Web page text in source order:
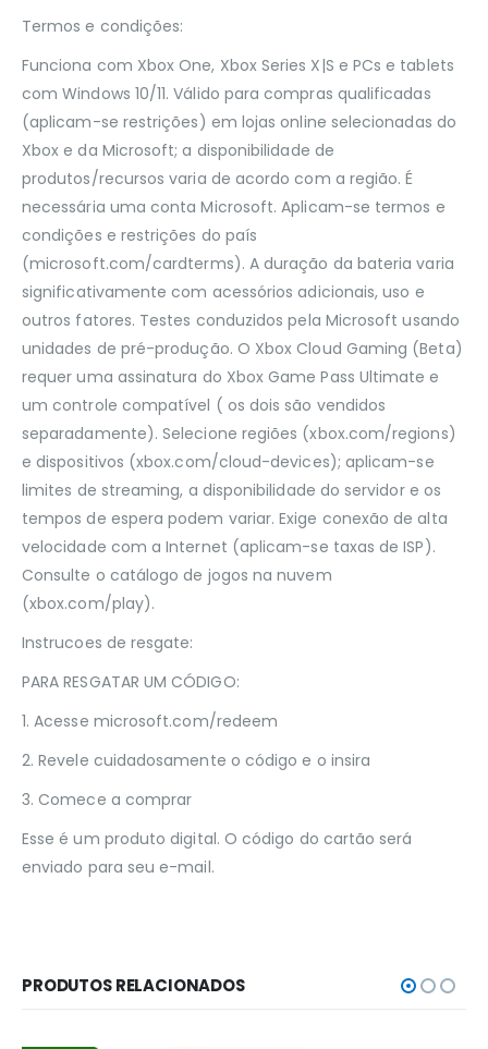
Termos e condições:
Funciona com Xbox One, Xbox Series X|S e PCs e tablets
com Windows 10/11. Válido para compras qualificadas
(aplicam-se restrições) em lojas online selecionadas do
Xbox e da Microsoft; a disponibilidade de
produtos/recursos varia de acordo com a região. É
necessária uma conta Microsoft. Aplicam-se termos e
condições e restrições do país
(microsoft.com/cardterms). A duração da bateria varia
significativamente com acessórios adicionais, uso e
outros fatores. Testes conduzidos pela Microsoft usando
unidades de pré-produção. O Xbox Cloud Gaming (Beta)
requer uma assinatura do Xbox Game Pass Ultimate e
um controle compatível ( os dois são vendidos
separadamente). Selecione regiões (xbox.com/regions)
e dispositivos (xbox.com/cloud-devices); aplicam-se
limites de streaming, a disponibilidade do servidor e os
tempos de espera podem variar. Exige conexão de alta
velocidade com a Internet (aplicam-se taxas de ISP).
Consulte o catálogo de jogos na nuvem
(xbox.com/play).
Instrucoes de resgate:
PARA RESGATAR UM CÓDIGO:
1. Acesse microsoft.com/redeem
2. Revele cuidadosamente o código e o insira
3. Comece a comprar
Esse é um produto digital. O código do cartão será
enviado para seu e-mail.
PRODUTOS RELACIONADOS